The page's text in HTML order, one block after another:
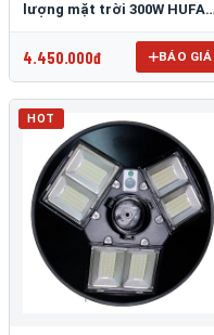
lượng mặt trời 300W HUFA
4.450.000đ BÁO GIÁ
HOT